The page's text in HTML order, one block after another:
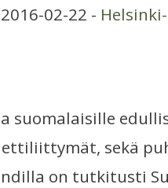
02-22 -
suomalaisille
sekä
on tutkitusti